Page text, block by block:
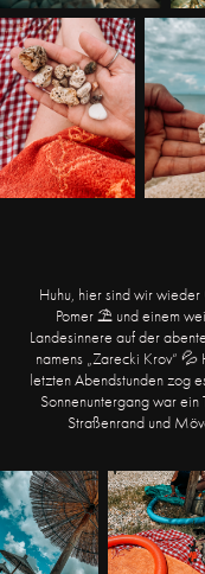
Huhu, hier sind wir
Pomer ⛱ und einem
Landesinnere auf der
namens „Zarecki Krov“
letzten Abendstunden zog
Sonnenuntergang war
Straßenrand und